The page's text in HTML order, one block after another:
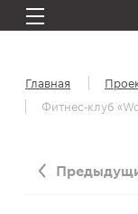
Главная
Фитнес-клуб